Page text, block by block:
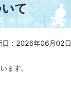
て
日：2026年06月02日
ます。